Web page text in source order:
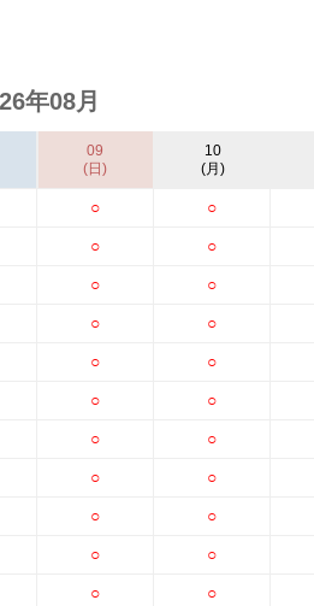
年08月
09
(日)
○
○
○
○
○
○
○
○
○
○
○
10
(月)
○
○
○
○
○
○
○
○
○
○
○